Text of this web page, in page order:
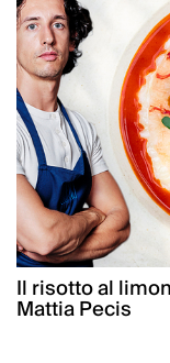
Il risotto al
Mattia Pecis